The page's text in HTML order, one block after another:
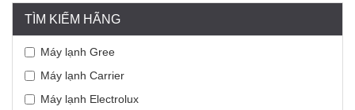
TÌM KIẾM HÃNG
Máy lạnh Gree
Máy lạnh Carrier
Máy lạnh Electrolux